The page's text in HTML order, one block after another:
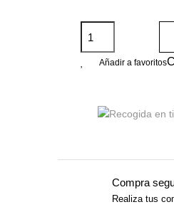
Añadir a favoritos
Compra
Realiza tus